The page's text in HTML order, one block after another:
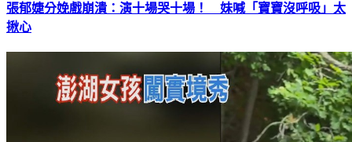
張郁婕分娩戲崩潰：演十場哭十場！ 妹喊「寶寶沒呼吸」太
揪心